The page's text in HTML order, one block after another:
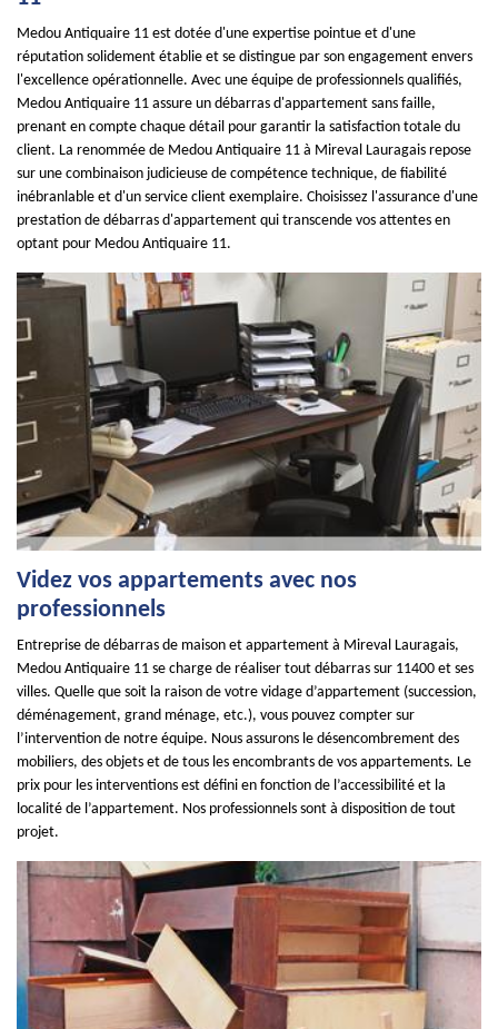
Medou Antiquaire 11 est dotée d'une expertise pointue et d'une
réputation solidement établie et se distingue par son engagement envers
l'excellence opérationnelle. Avec une équipe de professionnels qualifiés,
Medou Antiquaire 11 assure un débarras d'appartement sans faille,
prenant en compte chaque détail pour garantir la satisfaction totale du
client. La renommée de Medou Antiquaire 11 à Mireval Lauragais repose
sur une combinaison judicieuse de compétence technique, de fiabilité
inébranlable et d'un service client exemplaire. Choisissez l'assurance d'une
prestation de débarras d'appartement qui transcende vos attentes en
optant pour Medou Antiquaire 11.
Videz vos appartements avec nos
professionnels
Entreprise de débarras de maison et appartement à Mireval Lauragais,
Medou Antiquaire 11 se charge de réaliser tout débarras sur 11400 et ses
villes. Quelle que soit la raison de votre vidage d’appartement (succession,
déménagement, grand ménage, etc.), vous pouvez compter sur
l’intervention de notre équipe. Nous assurons le désencombrement des
mobiliers, des objets et de tous les encombrants de vos appartements. Le
prix pour les interventions est défini en fonction de l’accessibilité et la
localité de l’appartement. Nos professionnels sont à disposition de tout
projet.